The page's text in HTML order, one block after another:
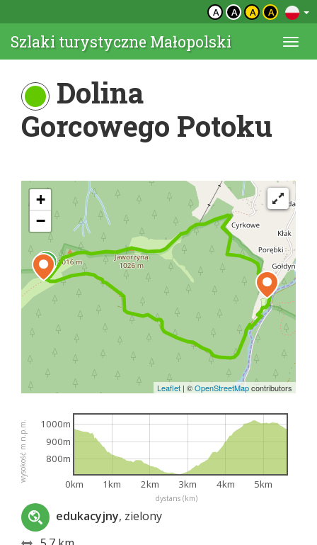
A A A A
Szlaki turystyczne Małopolski
Dolina
Gorcowego Potoku
+
−
Leaflet | ©OpenStreetMapcontributors
dystans (km)
wysokość m n.p.m.
0km 1km 2km 3km 4km 5km
800m
900m
1000m
edukacyjny, zielony